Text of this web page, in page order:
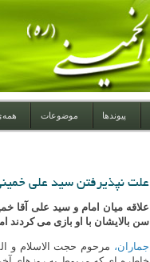
پیوندها موضوعات
علت نپذیرفتن سید علی
علاقه میان امام و سید علی آقا
سن بالایشان با او بازی می کردند
جماران، مرحوم حجت الاسلام و